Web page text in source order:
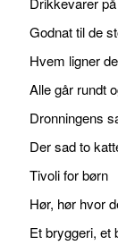
Godnat til de
Hvem ligner
Alle går rundt
Dronningens
Der sad to
Tivoli for børn
Hør, hør hvor
Et bryggeri, et